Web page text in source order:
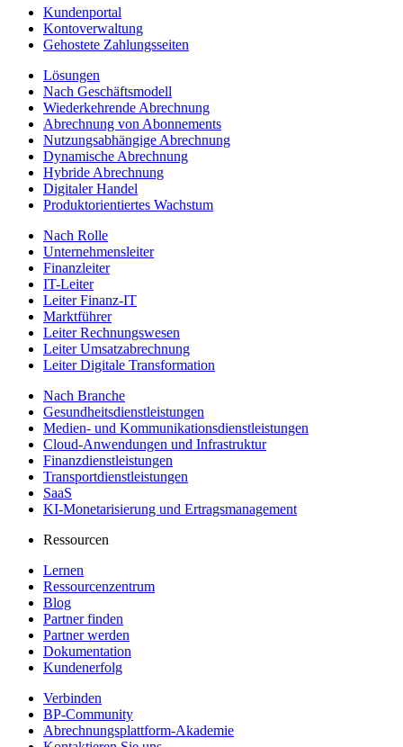
Kundenportal
Kontoverwaltung
Gehostete Zahlungsseiten
Lösungen
Nach Geschäftsmodell
Wiederkehrende Abrechnung
Abrechnung von Abonnements
Nutzungsabhängige Abrechnung
Dynamische Abrechnung
Hybride Abrechnung
Digitaler Handel
Produktorientiertes Wachstum
Nach Rolle
Unternehmensleiter
Finanzleiter
IT-Leiter
Leiter Finanz-IT
Marktführer
Leiter Rechnungswesen
Leiter Umsatzabrechnung
Leiter Digitale Transformation
Nach Branche
Gesundheitsdienstleistungen
Medien- und Kommunikationsdienstleistungen
Cloud-Anwendungen und Infrastruktur
Finanzdienstleistungen
Transportdienstleistungen
SaaS
KI-Monetarisierung und Ertragsmanagement
Ressourcen
Lernen
Ressourcenzentrum
Blog
Partner finden
Partner werden
Dokumentation
Kundenerfolg
Verbinden
BP-Community
Abrechnungsplattform-Akademie